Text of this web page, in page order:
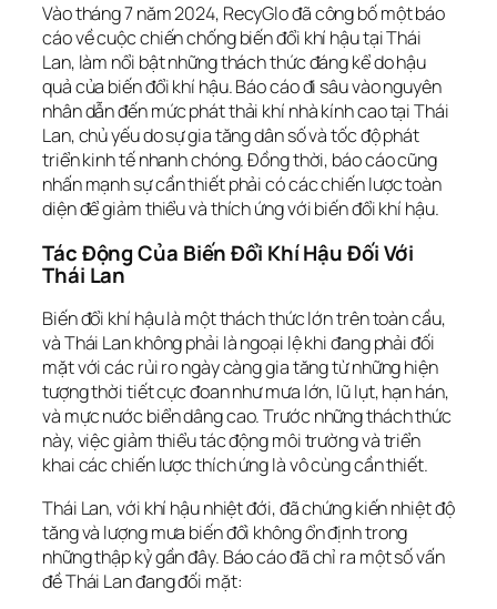
Vào tháng 7 năm 2024, RecyGlo đã công bố một báo
cáo về cuộc chiến chống biến đổi khí hậu tại Thái
Lan, làm nổi bật những thách thức đáng kể do hậu
quả của biến đổi khí hậu. Báo cáo đi sâu vào nguyên
nhân dẫn đến mức phát thải khí nhà kính cao tại Thái
Lan, chủ yếu do sự gia tăng dân số và tốc độ phát
triển kinh tế nhanh chóng. Đồng thời, báo cáo cũng
nhấn mạnh sự cần thiết phải có các chiến lược toàn
diện để giảm thiểu và thích ứng với biến đổi khí hậu.
Tác Động Của Biến Đổi Khí Hậu Đối Với
Thái Lan
Biến đổi khí hậu là một thách thức lớn trên toàn cầu,
và Thái Lan không phải là ngoại lệ khi đang phải đối
mặt với các rủi ro ngày càng gia tăng từ những hiện
tượng thời tiết cực đoan như mưa lớn, lũ lụt, hạn hán,
và mực nước biển dâng cao. Trước những thách thức
này, việc giảm thiểu tác động môi trường và triển
khai các chiến lược thích ứng là vô cùng cần thiết.
Thái Lan, với khí hậu nhiệt đới, đã chứng kiến nhiệt độ
tăng và lượng mưa biến đổi không ổn định trong
những thập kỷ gần đây. Báo cáo đã chỉ ra một số vấn
đề Thái Lan đang đối mặt: